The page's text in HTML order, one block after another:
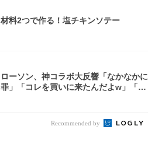
材料2つで作る！塩チキンソテー
ローソン、神コラボ大反響「なかなかに
罪」「コレを買いに来たんだよw」「３
Recommended by